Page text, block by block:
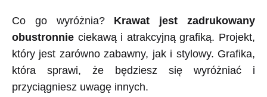
Co go wyróżnia? Krawat jest zadrukowany
obustronnie ciekawą i atrakcyjną grafiką. Projekt,
który jest zarówno zabawny, jak i stylowy. Grafika,
która sprawi, że będziesz się wyróżniać i
przyciągniesz uwagę innych.